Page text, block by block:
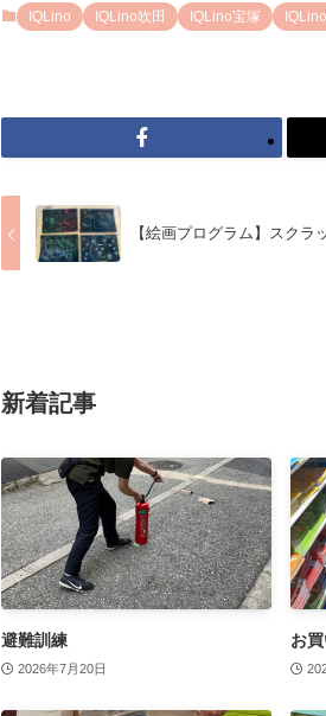
IQLino IQLino吹田 IQLino宝塚
【絵画プログラム】スクラ
新着記事
避難訓練
2026年7月20日
お